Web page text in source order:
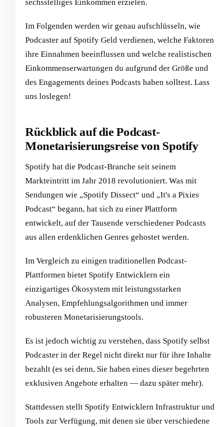
sechsstelliges Einkommen erzielen.
Im Folgenden werden wir genau aufschlüsseln, wie
Podcaster auf Spotify Geld verdienen, welche Faktoren
ihre Einnahmen beeinflussen und welche realistischen
Einkommenserwartungen du aufgrund der Größe und
des Engagements deines Podcasts haben solltest. Lass
uns loslegen!
Rückblick auf die Podcast-
Monetarisierungsreise von Spotify
Spotify hat die Podcast-Branche seit seinem
Markteintritt im Jahr 2018 revolutioniert. Was mit
Sendungen wie „Spotify Dissect“ und „It's a Pixies
Podcast“ begann, hat sich zu einer Plattform
entwickelt, auf der Tausende verschiedener Podcasts
aus allen erdenklichen Genres gehostet werden.
Im Vergleich zu einigen traditionellen Podcast-
Plattformen bietet Spotify Entwicklern ein
einzigartiges Ökosystem mit leistungsstarken
Analysen, Empfehlungsalgorithmen und immer
robusteren Monetarisierungstools.
Es ist jedoch wichtig zu verstehen, dass Spotify selbst
Podcaster in der Regel nicht direkt nur für ihre Inhalte
bezahlt (es sei denn, Sie haben eines dieser begehrten
exklusiven Angebote erhalten — dazu später mehr).
Stattdessen stellt Spotify Entwicklern Infrastruktur und
Tools zur Verfügung, mit denen sie über verschiedene